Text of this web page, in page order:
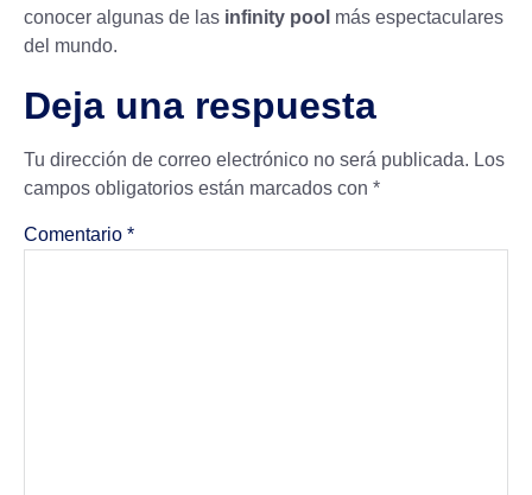
conocer algunas de las infinity pool más espectaculares
del mundo.
Deja una respuesta
Tu dirección de correo electrónico no será publicada. Los
campos obligatorios están marcados con *
Comentario *